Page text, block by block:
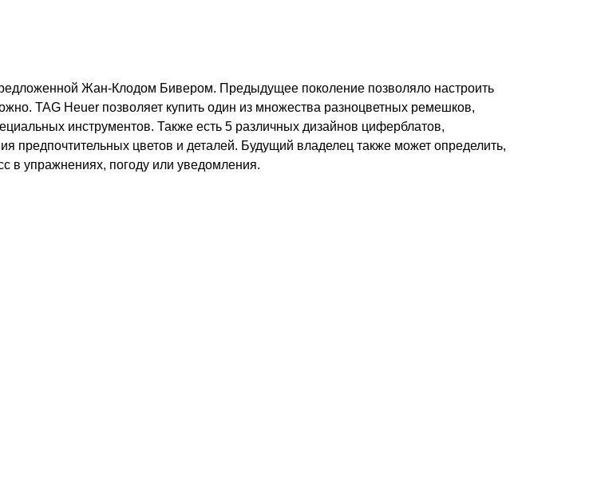
Жан-Клодом Бивером. Предыдущее поколение позволяло настроить
TAG Heuer позволяет купить один из множества разноцветных ремешков,
инструментов. Также есть 5 различных дизайнов циферблатов,
цветов и деталей. Будущий владелец также может определить,
в упражнениях, погоду или уведомления.